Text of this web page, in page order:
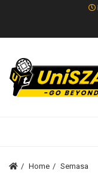
Home
Semasa